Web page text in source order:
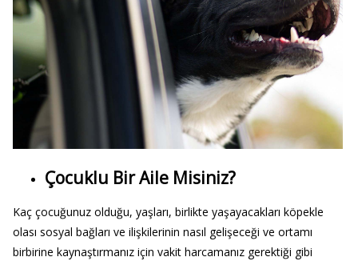
Çocuklu Bir Aile Misiniz?
Kaç çocuğunuz olduğu, yaşları, birlikte yaşayacakları köpekle
olası sosyal bağları ve ilişkilerinin nasıl gelişeceği ve ortamı
birbirine kaynaştırmanız için vakit harcamanız gerektiği gibi